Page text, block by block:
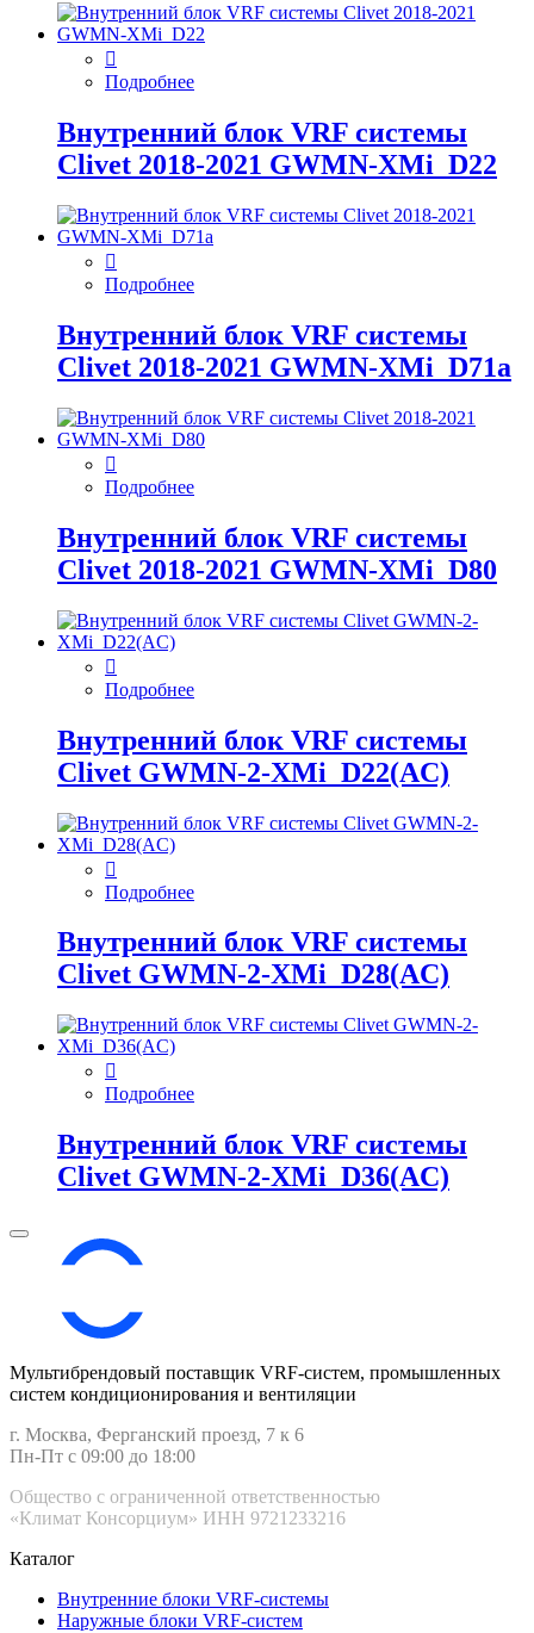
Подробнее
Внутренний блок VRF системы
Clivet 2018-2021 GWMN-XMi_D22
Подробнее
Внутренний блок VRF системы
Clivet 2018-2021 GWMN-XMi_D71а
Подробнее
Внутренний блок VRF системы
Clivet 2018-2021 GWMN-XMi_D80
Подробнее
Внутренний блок VRF системы
Clivet GWMN-2-XMi_D22(AC)
Подробнее
Внутренний блок VRF системы
Clivet GWMN-2-XMi_D28(AC)
Подробнее
Внутренний блок VRF системы
Clivet GWMN-2-XMi_D36(AC)
Мультибрендовый поставщик VRF-cистем, промышленных
систем кондиционирования и вентиляции
г. Москва, Ферганский проезд, 7 к 6
Пн-Пт с 09:00 до 18:00
Общество с ограниченной ответственностью
«Климат Консорциум» ИНН 9721233216
Каталог
Внутренние блоки VRF-cистемы
Наружные блоки VRF-cистем